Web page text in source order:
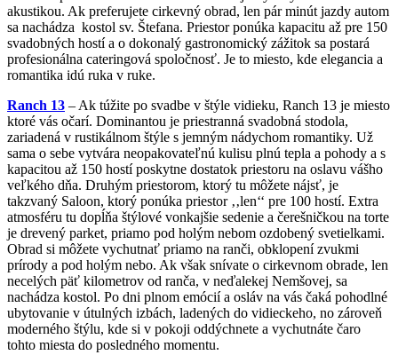
akustikou. Ak preferujete cirkevný obrad, len pár minút jazdy autom
sa nachádza kostol sv. Štefana. Priestor ponúka kapacitu až pre 150
svadobných hostí a o dokonalý gastronomický zážitok sa postará
profesionálna cateringová spoločnosť. Je to miesto, kde elegancia a
romantika idú ruka v ruke.
Ranch 13 – Ak túžite po svadbe v štýle vidieku, Ranch 13 je miesto
ktoré vás očarí. Dominantou je priestranná svadobná stodola,
zariadená v rustikálnom štýle s jemným nádychom romantiky. Už
sama o sebe vytvára neopakovateľnú kulisu plnú tepla a pohody a s
kapacitou až 150 hostí poskytne dostatok priestoru na oslavu vášho
veľkého dňa. Druhým priestorom, ktorý tu môžete nájsť, je
takzvaný Saloon, ktorý ponúka priestor ‚‚len‘‘ pre 100 hostí. Extra
atmosféru tu dopĺňa štýlové vonkajšie sedenie a čerešničkou na torte
je drevený parket, priamo pod holým nebom ozdobený svetielkami.
Obrad si môžete vychutnať priamo na ranči, obklopení zvukmi
prírody a pod holým nebo. Ak však snívate o cirkevnom obrade, len
necelých päť kilometrov od ranča, v neďalekej Nemšovej, sa
nachádza kostol. Po dni plnom emócií a osláv na vás čaká pohodlné
ubytovanie v útulných izbách, ladených do vidieckeho, no zároveň
moderného štýlu, kde si v pokoji oddýchnete a vychutnáte čaro
tohto miesta do posledného momentu.